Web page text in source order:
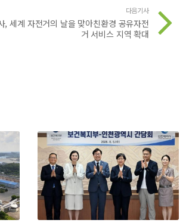
다음기사
, 세계 자전거의 날을 맞아친환경 공유자전
거 서비스 지역 확대